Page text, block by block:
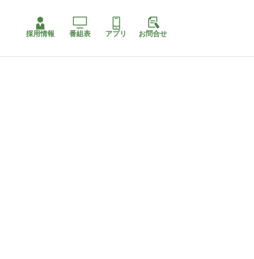
採用情報 番組表 アプリ お問合せ